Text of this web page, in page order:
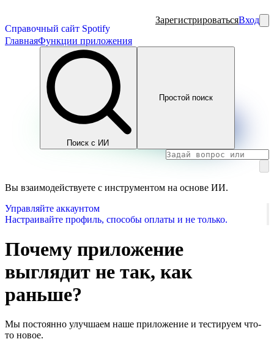
Справочный сайт Spotify
ЗарегистрироватьсяВход
ГлавнаяФункции приложения
Поиск с ИИ
Простой поиск
Вы взаимодействуете с инструментом на основе ИИ.
Управляйте аккаунтом
Настраивайте профиль, способы оплаты и не только.
Почему приложение
выглядит не так, как
раньше?
Мы постоянно улучшаем наше приложение и тестируем что-
то новое.